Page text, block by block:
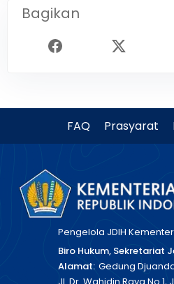
Bagikan
FAQ Prasyarat
Pengelola JDIH
Biro Hukum, Sekretariat
Alamat: Gedung